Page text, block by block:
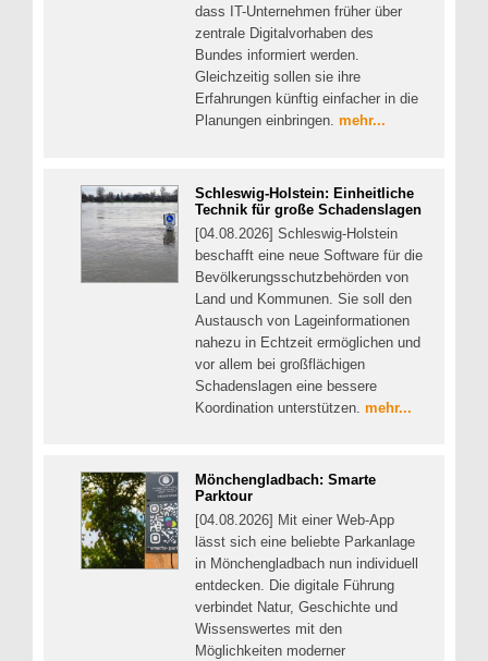
dass IT-Unternehmen früher über
zentrale Digitalvorhaben des
Bundes informiert werden.
Gleichzeitig sollen sie ihre
Erfahrungen künftig einfacher in die
Planungen einbringen. mehr...
Schleswig-Holstein: Einheitliche
Technik für große Schadenslagen
[04.08.2026] Schleswig-Holstein
beschafft eine neue Software für die
Bevölkerungsschutzbehörden von
Land und Kommunen. Sie soll den
Austausch von Lageinformationen
nahezu in Echtzeit ermöglichen und
vor allem bei großflächigen
Schadenslagen eine bessere
Koordination unterstützen. mehr...
Mönchengladbach: Smarte
Parktour
[04.08.2026] Mit einer Web-App
lässt sich eine beliebte Parkanlage
in Mönchengladbach nun individuell
entdecken. Die digitale Führung
verbindet Natur, Geschichte und
Wissenswertes mit den
Möglichkeiten moderner